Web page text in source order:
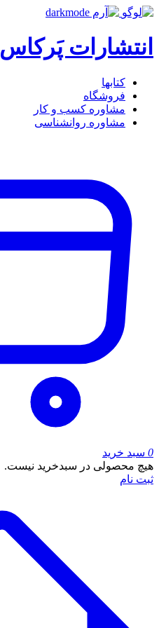
انتشارات پَرکاس
کتاب‎ها
فروشگاه
مشاوره کسب و کار
مشاوره روان‎شناسی
0 سبد خرید
هیچ محصولی در سبدخرید نیست.
ثبت نام